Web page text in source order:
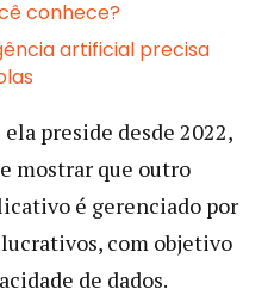
conhece?
artificial precisa
preside desde 2022,
mostrar que outro
é gerenciado por
com objetivo
de dados.